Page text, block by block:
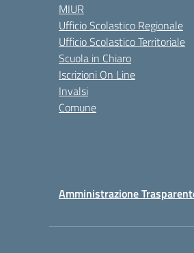
MIUR
Ufficio Scolastico Regionale
Ufficio Scolastico Territoriale
Scuola in Chiaro
Iscrizioni On Line
Invalsi
Comune
Amministrazione